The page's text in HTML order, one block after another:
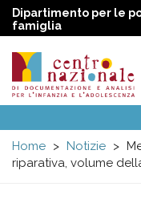
Dipartimento per le
famiglia
Centro
Main
menu
Temi
Attività
Convenzione
Home
Notizie
riparativa, volume